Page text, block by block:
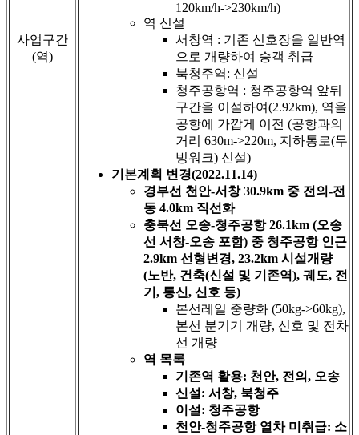
사업구간
(역)
120km/h->230km/h)
역 신설
서창역 : 기존 신호장을 일반역
으로 개량하여 승객 취급
북청주역: 신설
청주공항역 : 청주공항역 앞뒤
구간을 이설하여(2.92km), 역을
공항에 가깝게 이전 (공항과의
거리 630m->220m, 지하통로(무
빙워크) 신설)
기본계획 변경(2022.11.14)
경부선 천안-서창 30.9km 중 전의-전
동 4.0km 직선화
충북선 오송-청주공항 26.1km (오송
선 서창-오송 포함) 중 청주공항 인근
2.9km 선형변경, 23.2km 시설개량
(노반, 건축(신설 및 기존역), 궤도, 전
기, 통신, 신호 등)
본선레일 중량화 (50kg->60kg),
본선 분기기 개량, 신호 및 전차
선 개량
역 목록
기존역 활용: 천안, 전의, 오송
신설: 서창, 북청주
이설: 청주공항
천안-청주공항 열차 미취급: 소